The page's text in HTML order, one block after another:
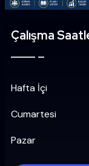
Çalışma
Hafta İçi
Cumartesi
Pazar